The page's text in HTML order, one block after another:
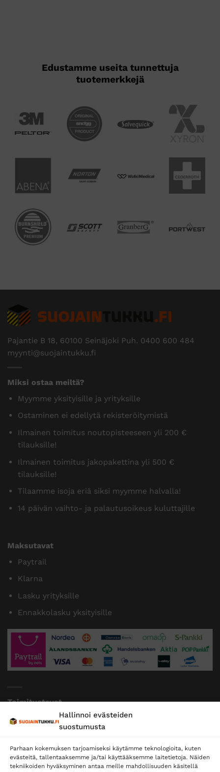
Hallinnoi evästeiden
suostumusta
Parhaan kokemuksen tarjoamiseksi käytämme teknologioita, kuten
evästeitä, tallentaaksemme ja/tai käyttääksemme laitetietoja. Näiden
tekniikoiden hyväksyminen antaa meille mahdollisuuden käsitellä
Edustamme useita tunnettuja
tuotemerkkejä
Pajantie B 18, 60100 Seinäjoki Puh. 0400 600 484
myynti@suojaintukku.fi
Miksi ostaa meiltä?
Myymme yksityisille ja yrityksille
Ostaminen ei edellytä rekisteröitymistä
Ilmainen toimitus noutopisteeseen yli 200 €
tilauksille!
Ilmainen toimitus jakopakettina yli 500 €
tilauksille!
Tilaamme isoja eriä siksi myymme halvalla!
14 päivän vaihto- ja palautusoikeus kuluttajille
Maksutavat
Paytrail
Klarna
Lasku yrityksille
Ennakkolasku yksityisille
Toimitustavat
Posti
Postnord